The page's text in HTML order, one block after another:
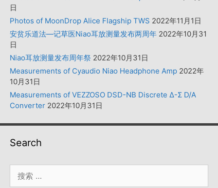
日
Photos of MoonDrop Alice Flagship TWS 2022年11月1日
安贫乐道法—记草医Niao耳放测量发布两周年 2022年10月31
日
Niao耳放测量发布周年祭 2022年10月31日
Measurements of Cyaudio Niao Headphone Amp 2022年
10月31日
Measurements of VEZZOSO DSD-NB Discrete Δ-Σ D/A
Converter 2022年10月31日
Search
索：